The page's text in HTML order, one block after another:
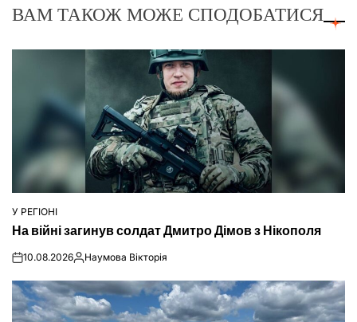
ВАМ ТАКОЖ МОЖЕ СПОДОБАТИСЯ
ОПУБЛІКУВАТИ
У
У РЕГІОНІ
На війні загинув солдат Дмитро Дімов з Нікополя
on10.08.2026Опубліковано
Наумова Вікторія